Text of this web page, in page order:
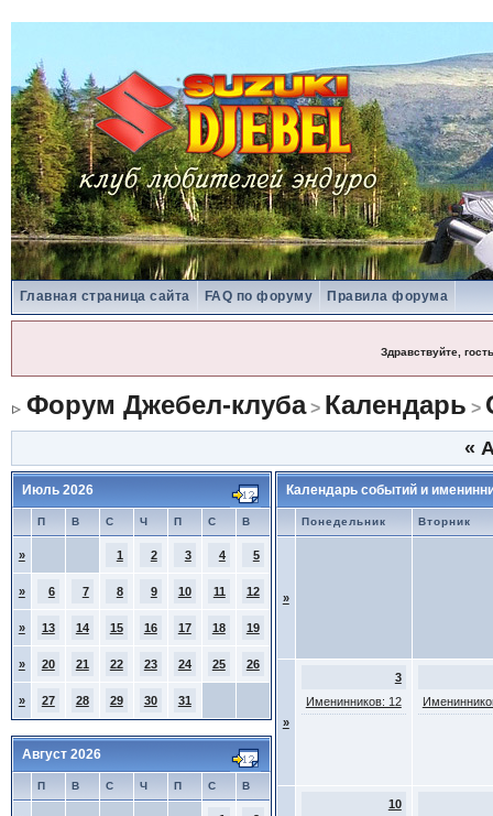
Главная страница сайта FAQ по форуму Правила форума
Здравствуйте, гость
Форум Джебел-клуба> Календарь >
«
Июль 2026
П В С Ч П С В
» 1 2 3 4 5
» 6 7 8 9 10 11 12
» 13 14 15 16 17 18 19
» 20 21 22 23 24 25 26
» 27 28 29 30 31
Август 2026
П В С Ч П С В
Календарь событий и
Понедельник Вторник
»
»
3
Именинников: 12
10